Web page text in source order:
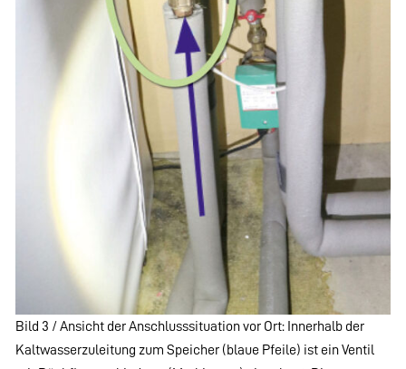
Bild 3 / Ansicht der Anschlusssituation vor Ort: Innerhalb der
Kaltwasserzuleitung zum Speicher (blaue Pfeile) ist ein Ventil